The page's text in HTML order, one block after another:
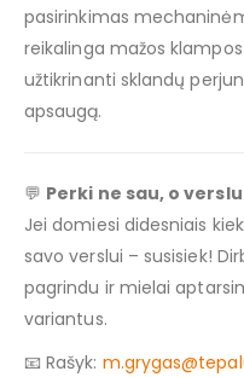
pasirinkimas
reikalinga mažos
užtikrinanti sklandų
apsaugą.
💬 Perki ne sau, o
Jei domiesi didesniais
savo verslui – susisiek!
pagrindu ir mielai
variantus.
📧 Rašyk: